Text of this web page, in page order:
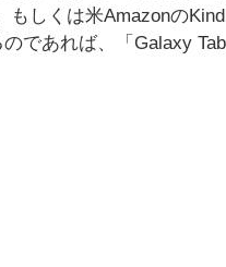
しくは米Amazonの
であれば、「Galaxy